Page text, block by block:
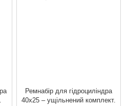
Ремнабір для гідроциліндра
40х25 – ущільнений комплект.